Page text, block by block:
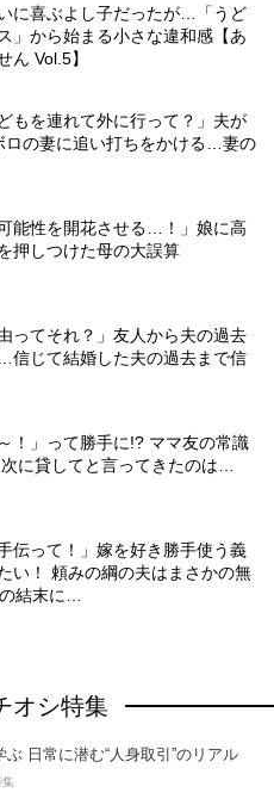
に喜ぶよし子だったが…「うど
」から始まる小さな違和感【あ
ん Vol.5】
もを連れて外に行って？」夫が
ロの妻に追い打ちをかける…妻の
能性を開花させる…！」娘に高
押しつけた母の大誤算
ってそれ？」友人から夫の過去
信じて結婚した夫の過去まで信
！」って勝手に!? ママ友の常識
に貸してと言ってきたのは…
伝って！」嫁を好き勝手使う義
い！ 頼みの綱の夫はまさかの無
結末に…
オシ特集
ぶ 日常に潜む“人身取引”のリアル
集